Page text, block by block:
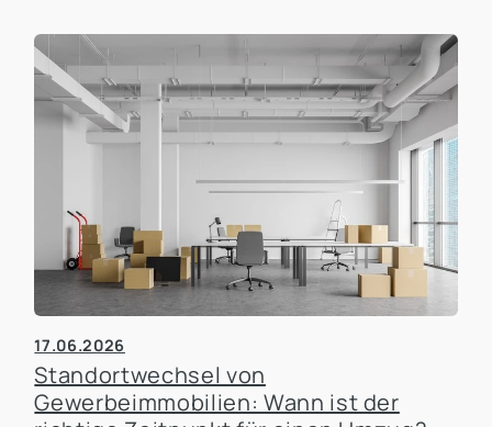
17.06.2026
Standortwechsel von
Gewerbeimmobilien: Wann ist der